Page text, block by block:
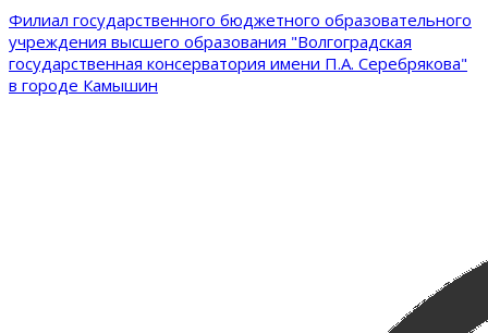
Филиал государственного бюджетного образовательного
учреждения высшего образования "Волгоградская
государственная консерватория имени П.А. Серебрякова"
в городе Камышин